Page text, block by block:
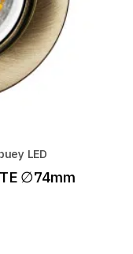
LED
∅74mm